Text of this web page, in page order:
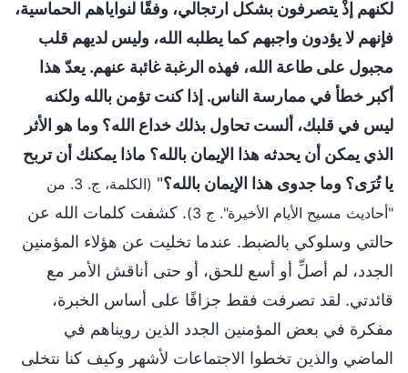
لكنهم إذْ يتصرفون بشكل ارتجالي، وفقًا لنواياهم الحماسية،
فإنهم لا يؤدون واجبهم كما يطلبه الله، وليس لديهم قلب
مجبول على طاعة الله، فهذه الرغبة غائبة عنهم. يعدّ هذا
أكبر خطأ في ممارسة الناس. إذا كنت تؤمن بالله ولكنه
ليس في قلبك، ألست تحاول بذلك خداع الله؟ وما هو الأثر
الذي يمكن أن يحدثه هذا الإيمان بالله؟ ماذا يمكنك أن تربح
يا تُرَى؟ وما جدوى هذا الإيمان بالله؟"
(الكلمة، ج. 3. من
"أحاديث مسيح الأيام الأخيرة". ج 3)
. كشفت كلمات الله عن
حالتي وسلوكي بالضبط. عندما تخليت عن هؤلاء المؤمنين
الجدد، لم أصلِّ أو أسع للحق، أو حتى أناقش الأمر مع
قائدتي. لقد تصرفت فقط جزافًا على أساس الخبرة،
مفكرة في بعض المؤمنين الجدد الذين رويناهم في
الماضي والذين تخطوا الاجتماعات لأشهر وكيف كنا نتخلى